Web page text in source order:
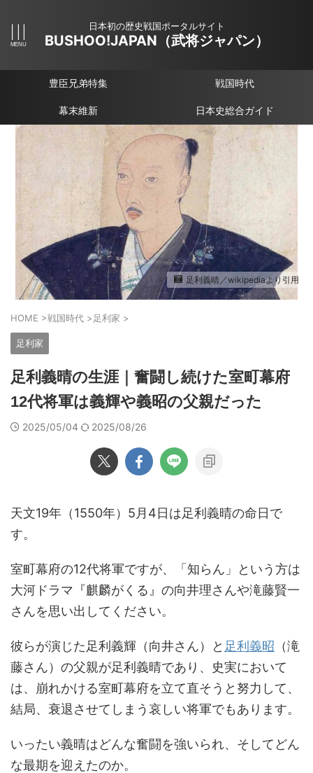
日本初の歴史戦国ポータルサイト
BUSHOO!JAPAN（武将ジャパン）
豊臣兄弟特集 戦国時代
幕末維新 日本史総合ガイド
足利義晴／wikipediaより引用
HOME >戦国時代 > 足利家 >
足利家
足利義晴の生涯｜奮闘し続けた室町幕府
12代将軍は義輝や義昭の父親だった
2025/05/04 2025/08/26
天文19年（1550年）5月4日は足利義晴の命日で
す。
室町幕府の12代将軍ですが、「知らん」という方は
大河ドラマ『麒麟がくる』の向井理さんや滝藤賢一
さんを思い出してください。
彼らが演じた足利義輝（向井さん）と 足利義昭 （滝
藤さん）の父親が足利義晴であり、史実において
は、崩れかける室町幕府を立て直そうと努力して、
結局、衰退させてしまう哀しい将軍でもあります。
いったい義晴はどんな奮闘を強いられ、そしてどん
な最期を迎えたのか。